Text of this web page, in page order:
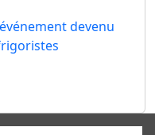
devenu